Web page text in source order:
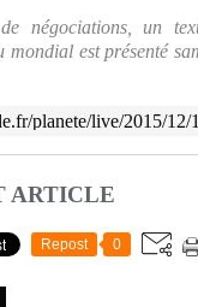
négociations, un
mondial est présenté
ARTICLE
Repost 0